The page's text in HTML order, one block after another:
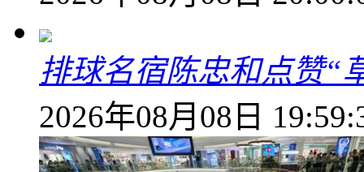
排球名宿陈忠和点赞“
2026年08月08日